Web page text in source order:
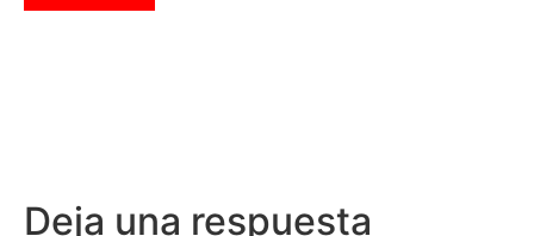
Deja una respuesta